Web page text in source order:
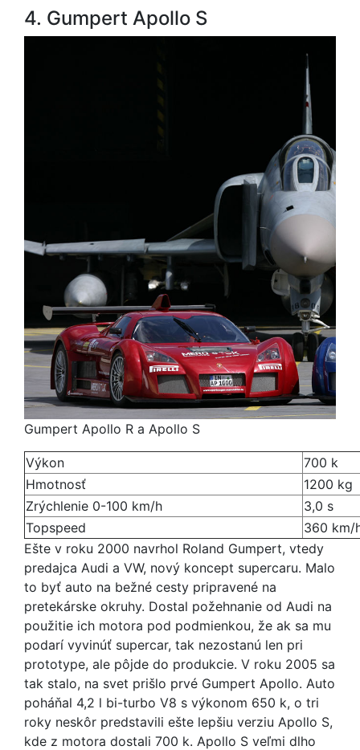
4. Gumpert Apollo S
Gumpert Apollo R a Apollo S
Výkon
700 k
Hmotnosť
1200 kg
Zrýchlenie 0-100 km/h
3,0 s
Topspeed
360 km/
Ešte v roku 2000 navrhol Roland Gumpert, vtedy
predajca Audi a VW, nový koncept supercaru. Malo
to byť auto na bežné cesty pripravené na
pretekárske okruhy. Dostal požehnanie od Audi na
použitie ich motora pod podmienkou, že ak sa mu
podarí vyvinúť supercar, tak nezostanú len pri
prototype, ale pôjde do produkcie. V roku 2005 sa
tak stalo, na svet prišlo prvé Gumpert Apollo. Auto
poháňal 4,2 l bi-turbo V8 s výkonom 650 k, o tri
roky neskôr predstavili ešte lepšiu verziu Apollo S,
kde z motora dostali 700 k. Apollo S veľmi dlho